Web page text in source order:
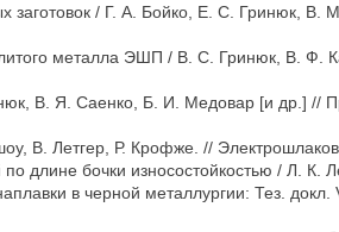
заготовок / Г. А. Бойко, Е. С. Гринюк,
металла ЭШП / В. С. Гринюк, В.
В. Я. Саенко, Б. И. Медовар [и др.] //
В. Летгер, Р. Крофже. //
длине бочки износостойкостью / Л.
в черной металлургии: Тез.